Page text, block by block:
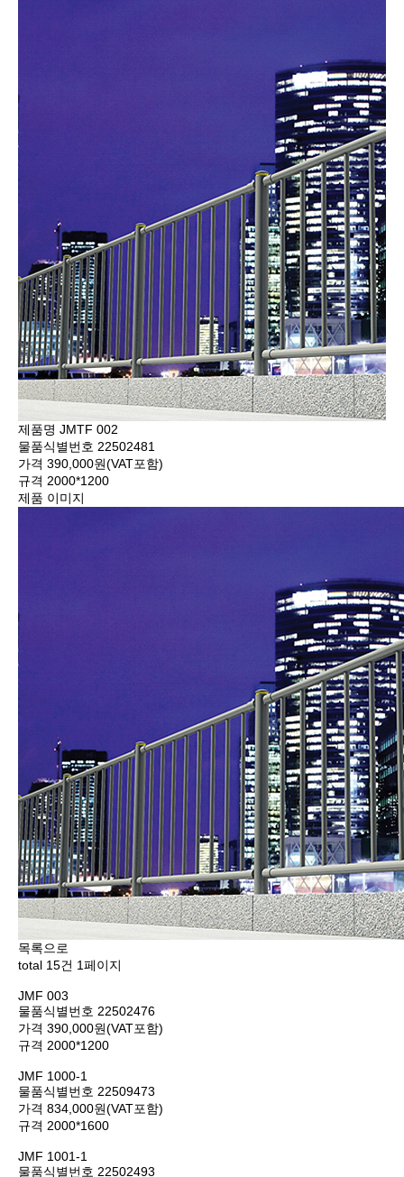
제품명 JMTF 002
물품식별번호 22502481
가격 390,000원(VAT포함)
규격 2000*1200
제품 이미지
목록으로
total 15건 1페이지
JMF 003
물품식별번호 22502476
가격 390,000원(VAT포함)
규격 2000*1200
JMF 1000-1
물품식별번호 22509473
가격 834,000원(VAT포함)
규격 2000*1600
JMF 1001-1
물품식별번호 22502493